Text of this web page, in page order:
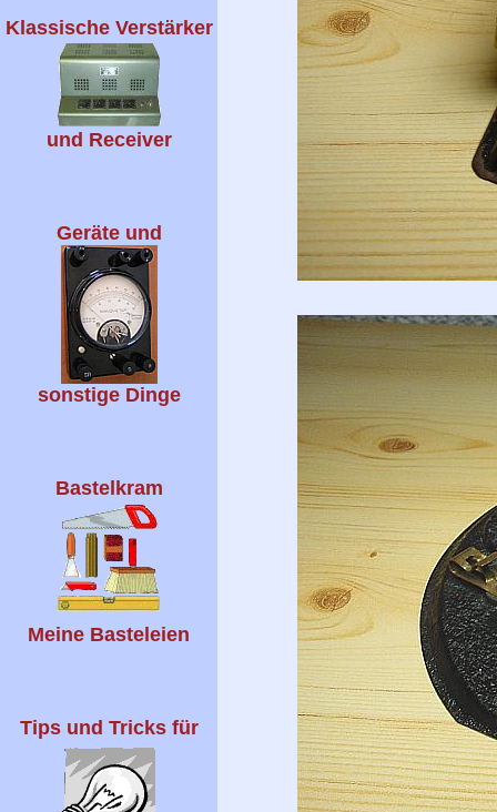
Klassische Verstärker
und Receiver
Geräte und
sonstige Dinge
Bastelkram
Meine Basteleien
Tips und Tricks für